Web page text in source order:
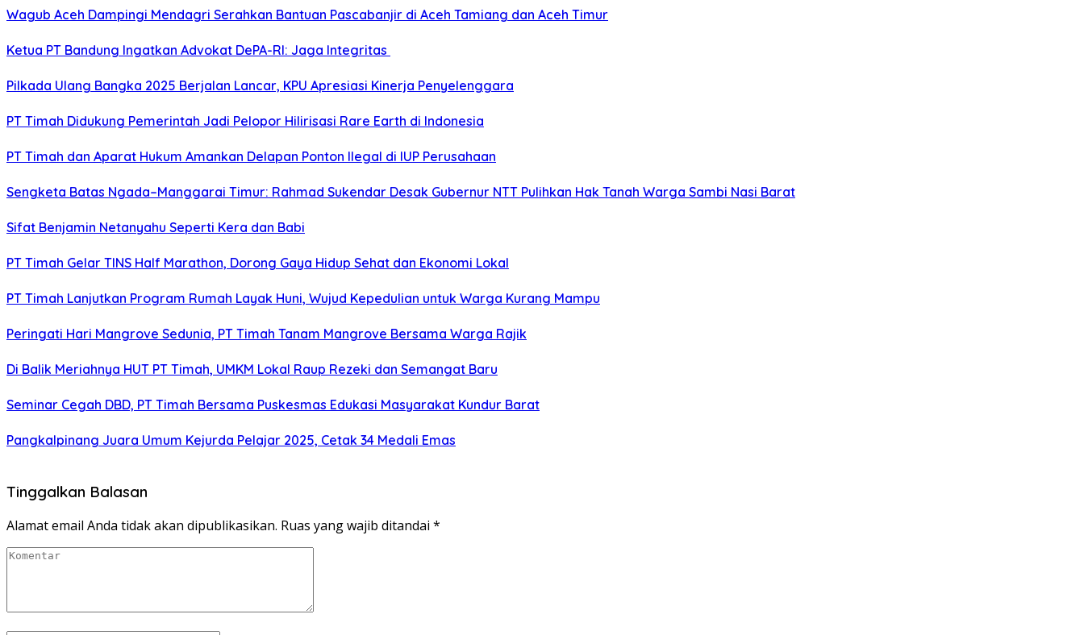
Wagub Aceh Dampingi Mendagri Serahkan Bantuan Pascabanjir di Aceh Tamiang dan Aceh Timur
Ketua PT Bandung Ingatkan Advokat DePA-RI: Jaga Integritas
Pilkada Ulang Bangka 2025 Berjalan Lancar, KPU Apresiasi Kinerja Penyelenggara
PT Timah Didukung Pemerintah Jadi Pelopor Hilirisasi Rare Earth di Indonesia
PT Timah dan Aparat Hukum Amankan Delapan Ponton Ilegal di IUP Perusahaan
Sengketa Batas Ngada–Manggarai Timur: Rahmad Sukendar Desak Gubernur NTT Pulihkan Hak Tanah Warga Sambi Nasi Barat
Sifat Benjamin Netanyahu Seperti Kera dan Babi
PT Timah Gelar TINS Half Marathon, Dorong Gaya Hidup Sehat dan Ekonomi Lokal
PT Timah Lanjutkan Program Rumah Layak Huni, Wujud Kepedulian untuk Warga Kurang Mampu
Peringati Hari Mangrove Sedunia, PT Timah Tanam Mangrove Bersama Warga Rajik
Di Balik Meriahnya HUT PT Timah, UMKM Lokal Raup Rezeki dan Semangat Baru
Seminar Cegah DBD, PT Timah Bersama Puskesmas Edukasi Masyarakat Kundur Barat
Pangkalpinang Juara Umum Kejurda Pelajar 2025, Cetak 34 Medali Emas
Tinggalkan Balasan
Alamat email Anda tidak akan dipublikasikan. Ruas yang wajib ditandai *